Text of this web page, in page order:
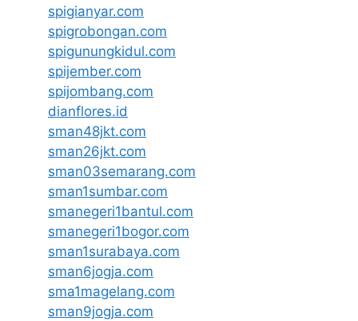
spigianyar.com
spigrobongan.com
spigunungkidul.com
spijember.com
spijombang.com
dianflores.id
sman48jkt.com
sman26jkt.com
sman03semarang.com
sman1sumbar.com
smanegeri1bantul.com
smanegeri1bogor.com
sman1surabaya.com
sman6jogja.com
sma1magelang.com
sman9jogja.com